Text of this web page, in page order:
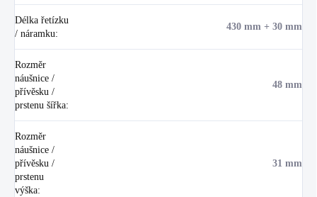
Délka řetízku
/ náramku:
430 mm + 30 mm
Rozměr
náušnice /
přívěsku /
prstenu šířka:
48 mm
Rozměr
náušnice /
přívěsku /
prstenu
výška:
31 mm